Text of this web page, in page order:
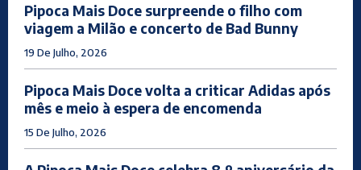
Pipoca Mais Doce surpreende o filho com
viagem a Milão e concerto de Bad Bunny
19 De Julho, 2026
Pipoca Mais Doce volta a criticar Adidas após
mês e meio à espera de encomenda
15 De Julho, 2026